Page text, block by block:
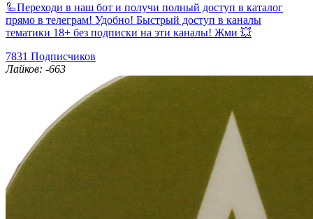
🦾Переходи в наш бот и получи полный доступ в каталог
прямо в телеграм! Удобно! Быстрый доступ в каналы
тематики 18+ без подписки на эти каналы! Жми 💥
7831 Подписчиков
Лайков: -663